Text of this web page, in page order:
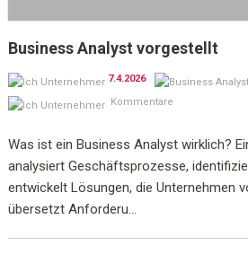
Business Analyst vorgestellt
7.4.2026
Kommentare
Was ist ein Business Analyst wirklich?
analysiert Geschäftsprozesse,
entwickelt Lösungen, die Unternehmen
übersetzt Anforderu...